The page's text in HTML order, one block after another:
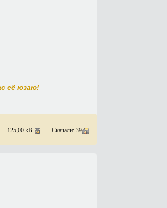
её юзаю!
125,00 kB Скачали: 39